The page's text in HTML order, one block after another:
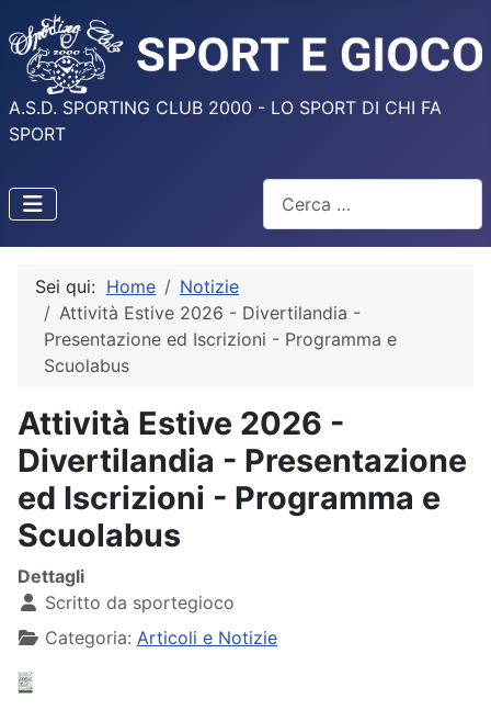
A.S.D. SPORTING CLUB 2000 - LO SPORT DI CHI FA
SPORT
Sei qui: Home
Notizie
Attività Estive 2026 - Divertilandia -
Presentazione ed Iscrizioni - Programma e
Scuolabus
Attività Estive 2026 -
Divertilandia - Presentazione
ed Iscrizioni - Programma e
Scuolabus
Dettagli
Scritto da sportegioco
Categoria: Articoli e Notizie